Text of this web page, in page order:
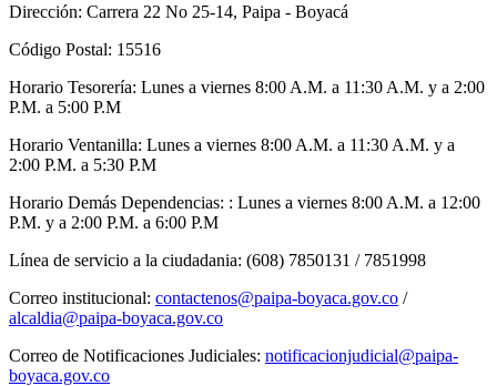
Dirección: Carrera 22 No 25-14, Paipa - Boyacá
Código Postal: 15516
Horario Tesorería: Lunes a viernes 8:00 A.M. a 11:30 A.M. y a 2:00
P.M. a 5:00 P.M
Horario Ventanilla: Lunes a viernes 8:00 A.M. a 11:30 A.M. y a
2:00 P.M. a 5:30 P.M
Horario Demás Dependencias: : Lunes a viernes 8:00 A.M. a 12:00
P.M. y a 2:00 P.M. a 6:00 P.M
Línea de servicio a la ciudadania: (608) 7850131 / 7851998
Correo institucional: contactenos@paipa-boyaca.gov.co /
alcaldia@paipa-boyaca.gov.co
Correo de Notificaciones Judiciales: notificacionjudicial@paipa-
boyaca.gov.co